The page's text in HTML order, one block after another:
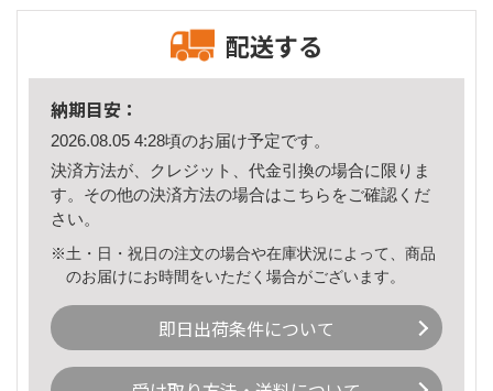
配送する
納期目安：
2026.08.05 4:28頃のお届け予定です。
決済方法が、クレジット、代金引換の場合に限りま
す。その他の決済方法の場合はこちら をご確認くだ
さい。
※土・日・祝日の注文の場合や在庫状況によって、商品
のお届けにお時間をいただく場合がございます。
即日出荷条件について